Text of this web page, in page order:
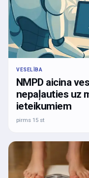
VESELĪBA
NMPD aicina
nepaļauties uz
ieteikumiem
pirms 15 st